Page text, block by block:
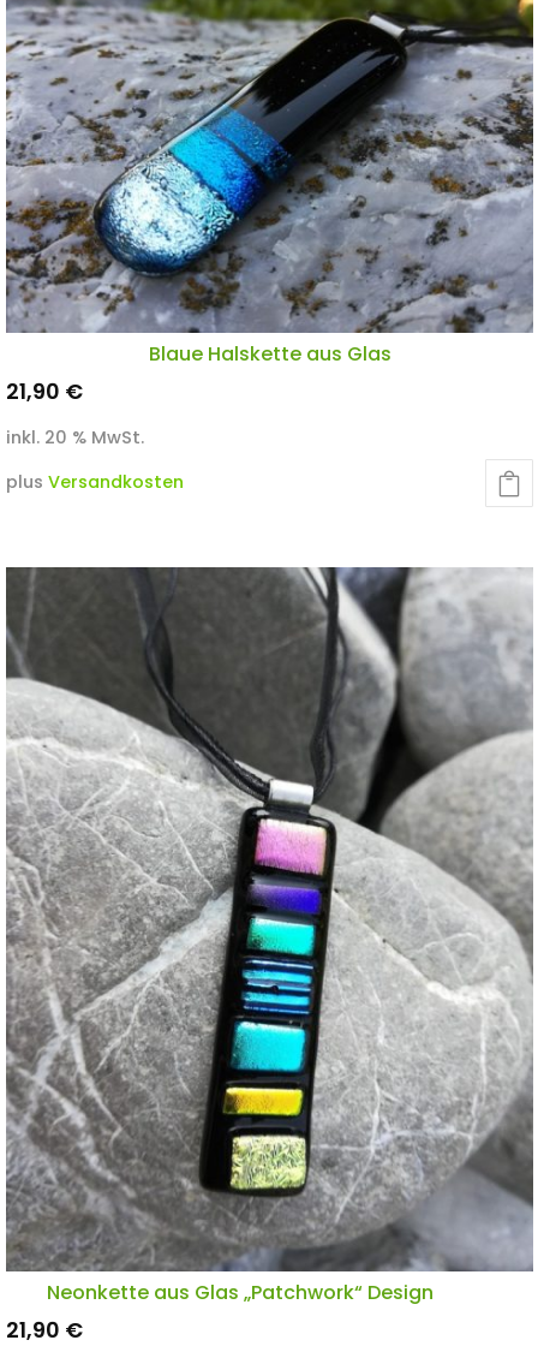
Blaue Halskette aus Glas
21,90 €
inkl. 20 % MwSt.
plus Versandkosten
Neonkette aus Glas „Patchwork“ Design
21,90 €